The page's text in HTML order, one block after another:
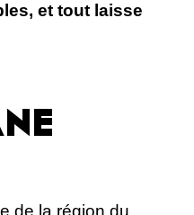
et tout laisse
de la région du